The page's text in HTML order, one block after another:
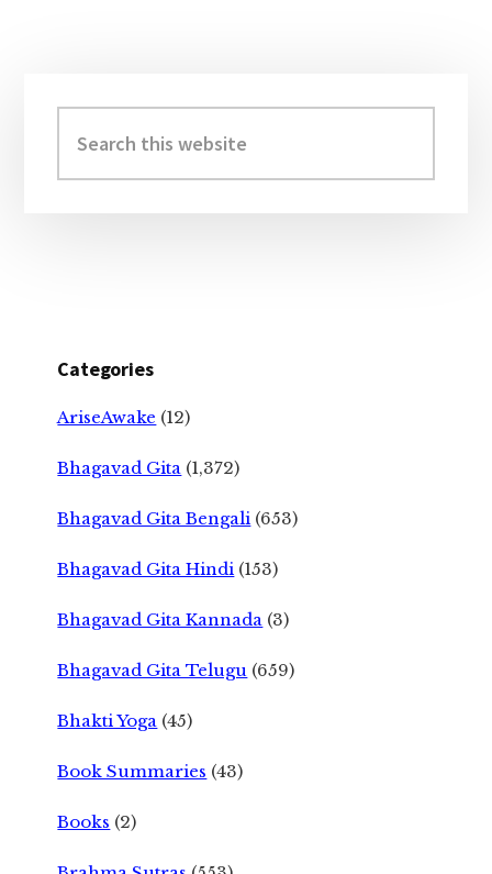
Sidebar
this
website
Categories
AriseAwake (12)
Bhagavad Gita (1,372)
Bhagavad Gita Bengali (653)
Bhagavad Gita Hindi (153)
Bhagavad Gita Kannada (3)
Bhagavad Gita Telugu (659)
Bhakti Yoga (45)
Book Summaries (43)
Books (2)